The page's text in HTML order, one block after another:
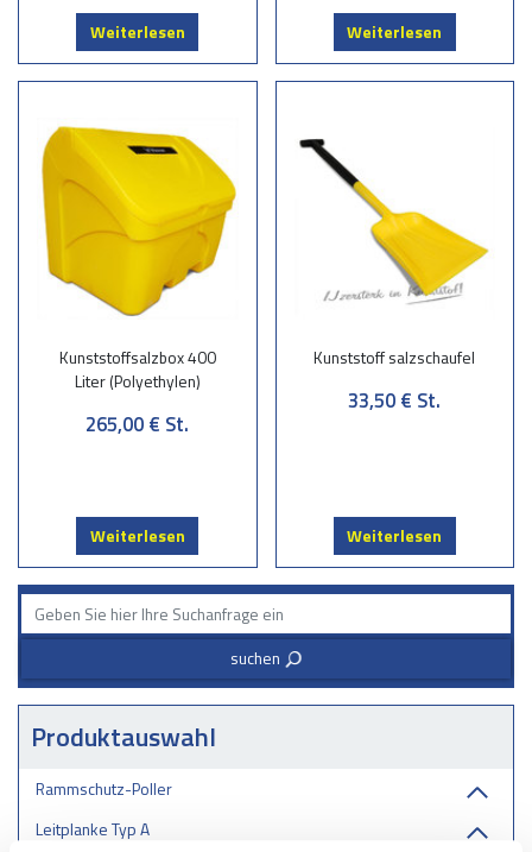
suchen 3
Produktauswahl
Rammschutz-Poller
Leitplanke Typ A
Weiterlesen Weiterlesen
Kunststoffsalzbox 400
Liter (Polyethylen)
265,00 € St.
Weiterlesen
Kunststoff salzschaufel
33,50 € St.
Weiterlesen